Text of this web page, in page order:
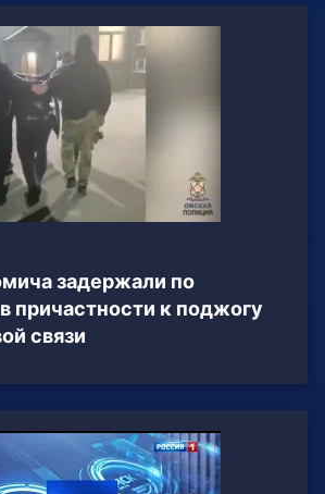
задержали по
причастности к поджогу
связи